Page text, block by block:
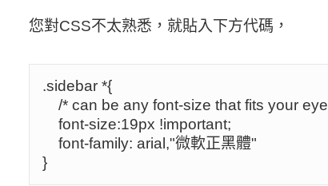
您對CSS不太熟悉，就貼入下方代碼，
.sidebar *{
}